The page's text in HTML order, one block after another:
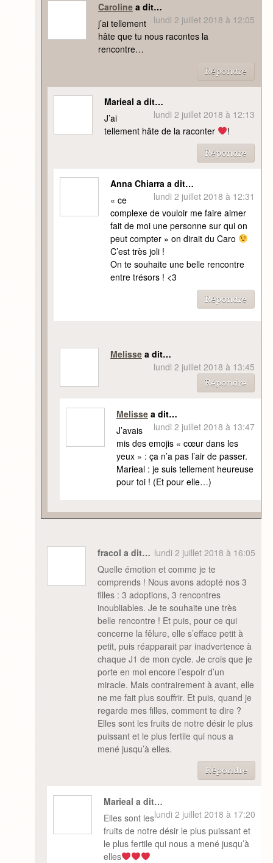
Carolinea dit…
lundi 2 juillet 2018 à 12:05
j’ai tellement
hâte que tu nous racontes la
rencontre…
Répondre
Marieal a dit…
lundi 2 juillet 2018 à 12:13
J’ai
tellement hâte de la raconter
!
Répondre
Anna Chiarra a dit…
lundi 2 juillet 2018 à 12:31
« ce
complexe de vouloir me faire aimer
fait de moi une personne sur qui on
peut compter » on dirait du Caro
C’est très joli !
On te souhaite une belle rencontre
entre trésors ! <3
Répondre
Melissea dit…
lundi 2 juillet 2018 à 13:45
Répondre
Melissea dit…
lundi 2 juillet 2018 à 13:47
J’avais
mis des emojis « cœur dans les
yeux » : ça n’a pas l’air de passer.
Marieal : je suis tellement heureuse
pour toi ! (Et pour elle…)
fracol a dit… lundi 2 juillet 2018 à 16:05
Quelle émotion et comme je te
comprends ! Nous avons adopté nos 3
filles : 3 adoptions, 3 rencontres
inoubliables. Je te souhaite une très
belle rencontre ! Et puis, pour ce qui
concerne la fêlure, elle s’efface petit à
petit, puis réapparait par inadvertence à
chaque J1 de mon cycle. Je crois que je
porte en moi encore l’espoir d’un
miracle. Mais contrairement à avant, elle
ne me fait plus souffrir. Et puis, quand je
regarde mes filles, comment te dire ?
Elles sont les fruits de notre désir le plus
puissant et le plus fertile qui nous a
mené jusqu’à elles.
Répondre
Marieal a dit…
lundi 2 juillet 2018 à 17:20
Elles sont les
fruits de notre désir le plus puissant et
le plus fertile qui nous a mené jusqu’à
elles